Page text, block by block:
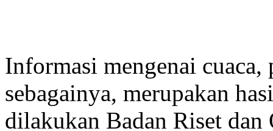
Informasi mengenai cuaca,
sebagainya, merupakan
dilakukan Badan Riset